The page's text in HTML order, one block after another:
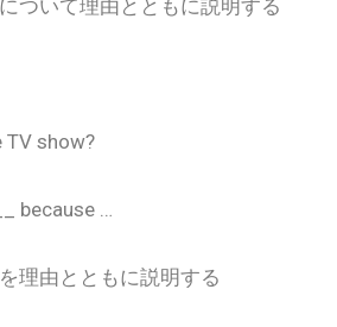
ついて理由とともに説明する
show?
because …
理由とともに説明する